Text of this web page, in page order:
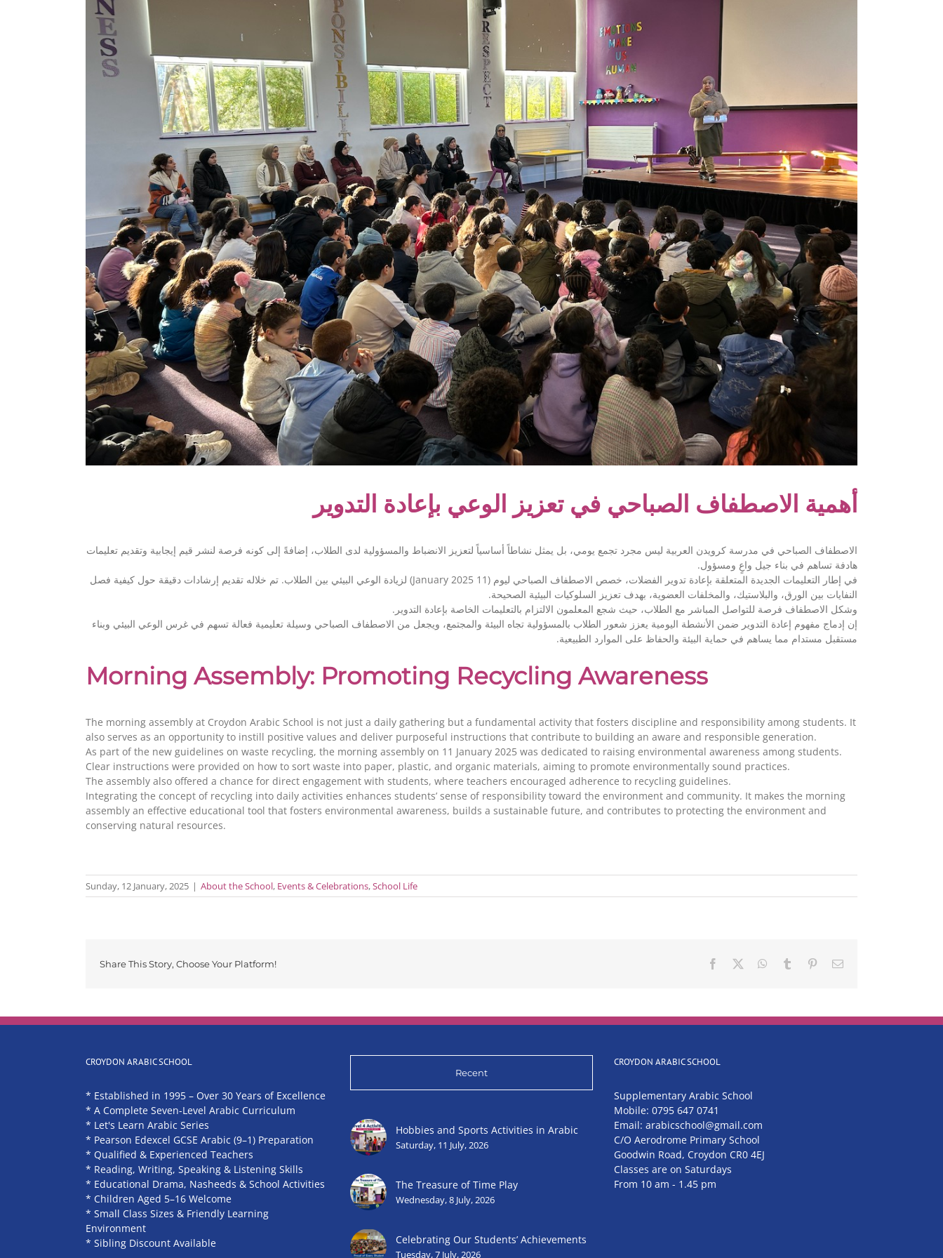
أهمية الاصطفاف الصباحي في تعزيز الوعي بإعادة التدوير
الاصطفاف الصباحي في مدرسة كرويدن العربية ليس مجرد تجمع يومي، بل يمثل نشاطاً أساسياً لتعزيز الانضباط والمسؤولية لدى الطلاب، إضافةً إلى كونه فرصة لنشر قيم إيجابية وتقديم تعليمات
هادفة تساهم في بناء جيل واعٍ ومسؤول.
في إطار التعليمات الجديدة المتعلقة بإعادة تدوير الفضلات، خصص الاصطفاف الصباحي ليوم (11 January 2025) لزيادة الوعي البيئي بين الطلاب. تم خلاله تقديم إرشادات دقيقة حول كيفية فصل
النفايات بين الورق، والبلاستيك، والمخلفات العضوية، بهدف تعزيز السلوكيات البيئية الصحيحة.
وشكل الاصطفاف فرصة للتواصل المباشر مع الطلاب، حيث شجع المعلمون الالتزام بالتعليمات الخاصة بإعادة التدوير.
إن إدماج مفهوم إعادة التدوير ضمن الأنشطة اليومية يعزز شعور الطلاب بالمسؤولية تجاه البيئة والمجتمع، ويجعل من الاصطفاف الصباحي وسيلة تعليمية فعالة تسهم في غرس الوعي البيئي وبناء
مستقبل مستدام مما يساهم في حماية البيئة والحفاظ على الموارد الطبيعية.
Morning Assembly: Promoting Recycling Awareness
The morning assembly at Croydon Arabic School is not just a daily gathering but a fundamental activity that fosters discipline and responsibility among students. It
also serves as an opportunity to instill positive values and deliver purposeful instructions that contribute to building an aware and responsible generation.
As part of the new guidelines on waste recycling, the morning assembly on 11 January 2025 was dedicated to raising environmental awareness among students.
Clear instructions were provided on how to sort waste into paper, plastic, and organic materials, aiming to promote environmentally sound practices.
The assembly also offered a chance for direct engagement with students, where teachers encouraged adherence to recycling guidelines.
Integrating the concept of recycling into daily activities enhances students’ sense of responsibility toward the environment and community. It makes the morning
assembly an effective educational tool that fosters environmental awareness, builds a sustainable future, and contributes to protecting the environment and
conserving natural resources.
Sunday, 12 January, 2025 | About the School, Events & Celebrations,School Life
Share This Story, Choose Your Platform! Facebook WhatsApp
Tumblr PinterestEmail
CROYDON ARABIC SCHOOL
* Established in 1995 – Over 30 Years of Excellence
* A Complete Seven-Level Arabic Curriculum
* Let's Learn Arabic Series
* Pearson Edexcel GCSE Arabic (9–1) Preparation
* Qualified & Experienced Teachers
* Reading, Writing, Speaking & Listening Skills
* Educational Drama, Nasheeds & School Activities
* Children Aged 5–16 Welcome
* Small Class Sizes & Friendly Learning
Environment
* Sibling Discount Available
Recent
Hobbies and Sports Activities in Arabic
Saturday, 11 July, 2026
The Treasure of Time Play
Wednesday, 8 July, 2026
Celebrating Our Students’ Achievements
Tuesday, 7 July, 2026
CROYDON ARABIC SCHOOL
Supplementary Arabic School
Mobile: 0795 647 0741
Email: arabicschool@gmail.com
C/O Aerodrome Primary School
Goodwin Road, Croydon CR0 4EJ
Classes are on Saturdays
From 10 am - 1.45 pm